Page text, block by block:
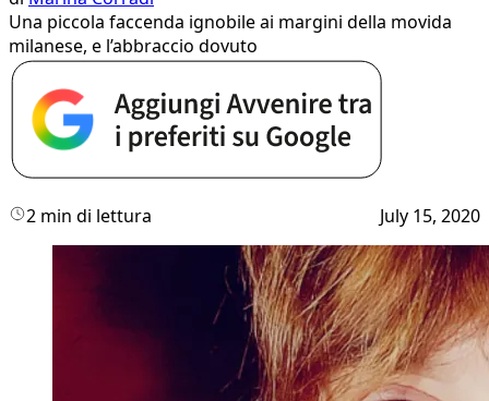
Una piccola faccenda ignobile ai margini della movida
milanese, e l’abbraccio dovuto
2 min di lettura July 15, 2020